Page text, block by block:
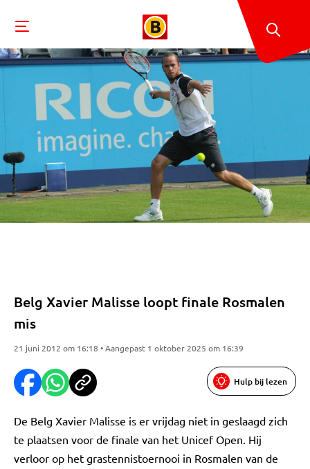
Belg Xavier Malisse loopt finale Rosmalen
mis
21 juni 2012 om 16:18 • Aangepast 1 oktober 2025 om 16:39
Hulp bij lezen
De Belg Xavier Malisse is er vrijdag niet in geslaagd zich
te plaatsen voor de finale van het Unicef Open. Hij
verloor op het grastennistoernooi in Rosmalen van de